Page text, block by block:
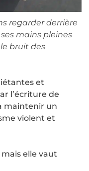
regarder derrière
mains pleines
bruit des
et
l’écriture de
maintenir un
violent et
elle vaut